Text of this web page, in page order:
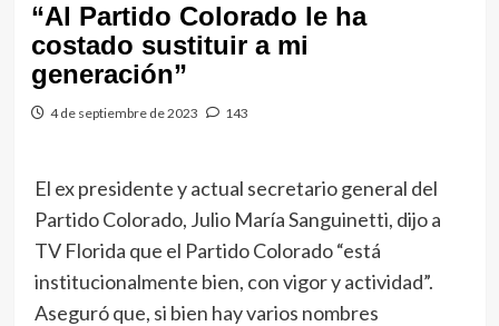
“Al Partido Colorado le ha
costado sustituir a mi
generación”
4 de septiembre de 2023 143
El ex presidente y actual secretario general del
Partido Colorado, Julio María Sanguinetti, dijo a
TV Florida que el Partido Colorado “está
institucionalmente bien, con vigor y actividad”.
Aseguró que, si bien hay varios nombres